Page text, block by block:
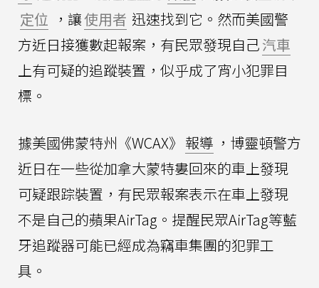
定位 ，讓使用者 迅速找到它。然而美國警
方近日接獲數起報案，有民眾發現自己汽車
上有可疑的追蹤裝置，似乎成了宵小犯罪目
標。
據美國佛蒙特州《WCAX》 報導 ，博靈頓警方
近日在一些從加拿大蒙特婁回來的車上發現
可疑跟踪裝置，有民眾報案表示在車上發現
不是自己的蘋果AirTag。提醒民眾AirTag等藍
牙追蹤器可能已經成為竊車集團的犯罪工
具。